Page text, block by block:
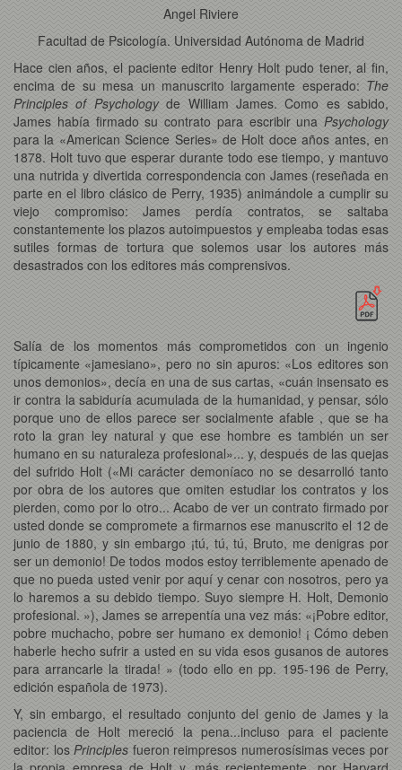
Angel Riviere
Facultad de Psicología. Universidad Autónoma de Madrid
Hace cien años, el paciente editor Henry Holt pudo tener, al fin,
encima de su mesa un manuscrito largamente esperado: The
Principles of Psychologyde William James. Como es sabido,
James había firmado su contrato para escribir una Psychology
para la «American Science Series» de Holt doce años antes, en
1878. Holt tuvo que esperar durante todo ese tiempo, y mantuvo
una nutrida y divertida correspondencia con James (reseñada en
parte en el libro clásico de Perry, 1935) animándole a cumplir su
viejo compromiso: James perdía contratos, se saltaba
constantemente los plazos autoimpuestos y empleaba todas esas
sutiles formas de tortura que solemos usar los autores más
desastrados con los editores más comprensivos.
Salía de los momentos más comprometidos con un ingenio
típicamente «jamesiano», pero no sin apuros: «Los editores son
unos demonios», decía en una de sus cartas, «cuán insensato es
ir contra la sabiduría acumulada de la humanidad, y pensar, sólo
porque uno de ellos parece ser socialmente afable , que se ha
roto la gran ley natural y que ese hombre es también un ser
humano en su naturaleza profesional»... y, después de las quejas
del sufrido Holt («Mi carácter demoníaco no se desarrolló tanto
por obra de los autores que omiten estudiar los contratos y los
pierden, como por lo otro... Acabo de ver un contrato firmado por
usted donde se compromete a firmarnos ese manuscrito el 12 de
junio de 1880, y sin embargo ¡tú, tú, tú, Bruto, me denigras por
ser un demonio! De todos modos estoy terriblemente apenado de
que no pueda usted venir por aquí y cenar con nosotros, pero ya
lo haremos a su debido tiempo. Suyo siempre H. Holt, Demonio
profesional. »), James se arrepentía una vez más: «¡Pobre editor,
pobre muchacho, pobre ser humano ex demonio! ¡ Cómo deben
haberle hecho sufrir a usted en su vida esos gusanos de autores
para arrancarle la tirada! » (todo ello en pp. 195-196 de Perry,
edición española de 1973).
Y, sin embargo, el resultado conjunto del genio de James y la
paciencia de Holt mereció la pena...incluso para el paciente
editor: losPrinciples fueron reimpresos numerosísimas veces por